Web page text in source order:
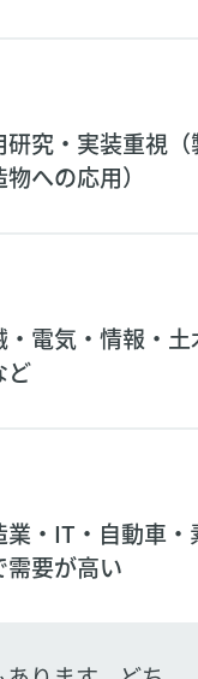
研究・実装重視
への応用）
・電気・情報・
ど
業・IT・自動車
需要が高い